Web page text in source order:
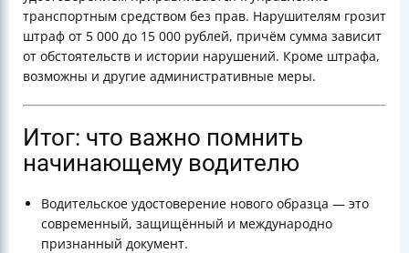
транспортным средством без прав. Нарушителям грозит
штраф от 5 000 до 15 000 рублей, причём сумма зависит
от обстоятельств и истории нарушений. Кроме штрафа,
возможны и другие административные меры.
Итог: что важно помнить
начинающему водителю
Водительское удостоверение нового образца — это
современный, защищённый и международно
признанный документ.